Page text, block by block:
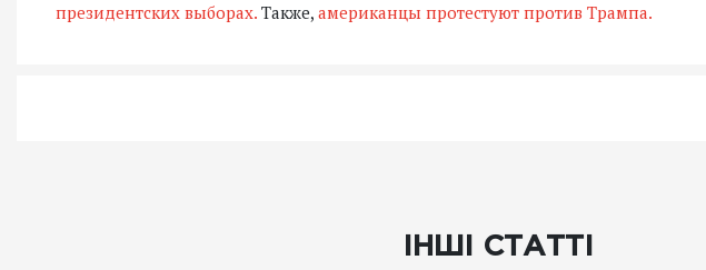
президентских выборах. Также, американцы протестуют против Трампа.
ІНШІ СТАТТІ